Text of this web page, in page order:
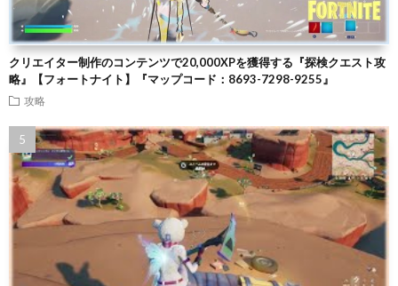
クリエイター制作のコンテンツで20,000XPを獲得する『探検クエスト攻
略』【フォートナイト】『マップコード：8693-7298-9255』
攻略